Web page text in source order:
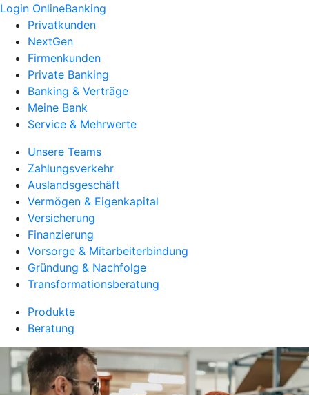
Login OnlineBanking
Privatkunden
NextGen
Firmenkunden
Private Banking
Banking & Verträge
Meine Bank
Service & Mehrwerte
Unsere Teams
Zahlungsverkehr
Auslandsgeschäft
Vermögen & Eigenkapital
Versicherung
Finanzierung
Vorsorge & Mitarbeiterbindung
Gründung & Nachfolge
Transformationsberatung
Produkte
Beratung